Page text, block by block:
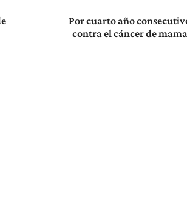
Por cuarto año
contra el cáncer de